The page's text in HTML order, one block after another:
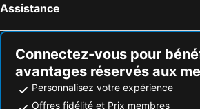
Assistance
Connectez-vous pour
avantages réservés aux
Personnalisez votre expérience
Offres fidélité et Prix membres